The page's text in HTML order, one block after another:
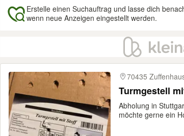
Erstelle einen Suchauftrag und lasse dich
wenn neue Anzeigen eingestellt werden.
Ergebnisse
70435
Turmgestell
Abholung in
möchte gerne ein